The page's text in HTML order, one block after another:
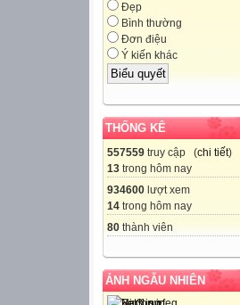
Đẹp
Bình thường
Đơn điệu
Ý kiến khác
THỐNG KÊ
557559 truy cập (chi tiết)
13 trong hôm nay
934600 lượt xem
14 trong hôm nay
80 thành viên
ẢNH NGẪU NHIÊN